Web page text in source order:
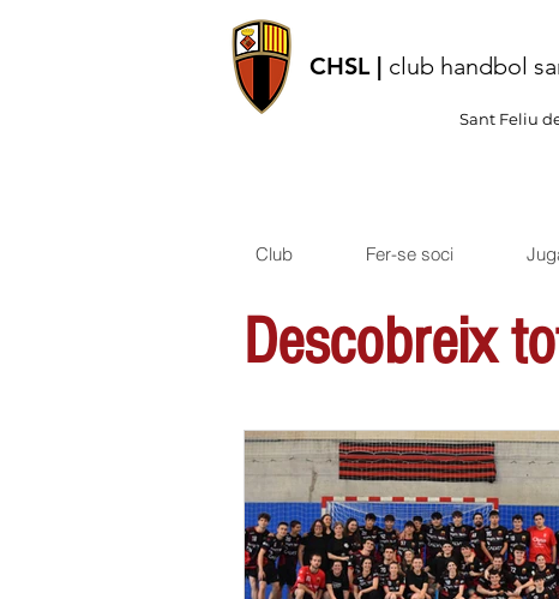
CHSL | club handbol
Sant Feliu
Club Fer-se soci
Descobreix